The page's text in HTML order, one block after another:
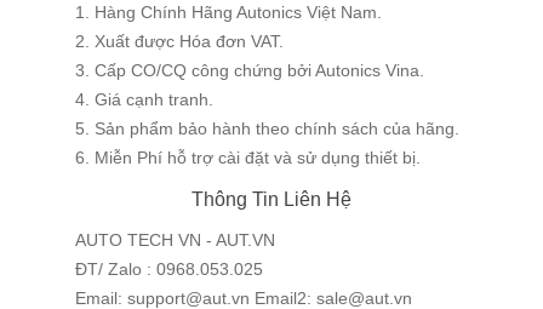
1. Hàng Chính Hãng Autonics Việt Nam.
2. Xuất được Hóa đơn VAT.
3. Cấp CO/CQ công chứng bởi Autonics Vina.
4. Giá cạnh tranh.
5. Sản phẩm bảo hành theo chính sách của hãng.
6. Miễn Phí hỗ trợ cài đặt và sử dụng thiết bị.
Thông Tin Liên Hệ
AUTO TECH VN - AUT.VN
ĐT/ Zalo : 0968.053.025
Email: support@aut.vn Email2: sale@aut.vn